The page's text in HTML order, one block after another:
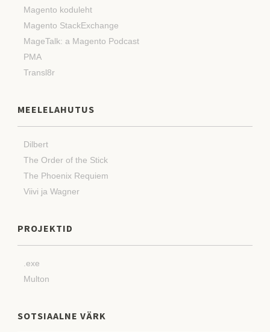
Magento koduleht
Magento StackExchange
MageTalk: a Magento Podcast
PMA
Transl8r
MEELELAHUTUS
Dilbert
The Order of the Stick
The Phoenix Requiem
Viivi ja Wagner
PROJEKTID
.exe
Multon
SOTSIAALNE VÄRK